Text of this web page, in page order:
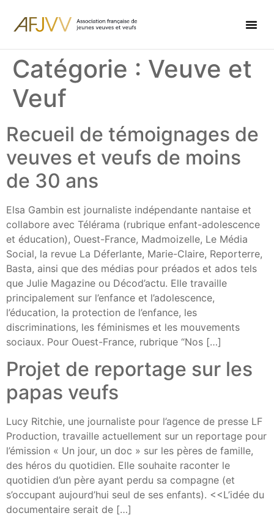
Catégorie : Veuve et
Veuf
Recueil de témoignages de
veuves et veufs de moins
de 30 ans
Elsa Gambin est journaliste indépendante nantaise et
collabore avec Télérama (rubrique enfant-adolescence
et éducation), Ouest-France, Madmoizelle, Le Média
Social, la revue La Déferlante, Marie-Claire, Reporterre,
Basta, ainsi que des médias pour préados et ados tels
que Julie Magazine ou Décod’actu. Elle travaille
principalement sur l’enfance et l’adolescence,
l’éducation, la protection de l’enfance, les
discriminations, les féminismes et les mouvements
sociaux. Pour Ouest-France, rubrique “Nos […]
Projet de reportage sur les
papas veufs
Lucy Ritchie, une journaliste pour l’agence de presse LF
Production, travaille actuellement sur un reportage pour
l’émission « Un jour, un doc » sur les pères de famille,
des héros du quotidien. Elle souhaite raconter le
quotidien d’un père ayant perdu sa compagne (et
s’occupant aujourd’hui seul de ses enfants). <<L’idée du
documentaire serait de […]